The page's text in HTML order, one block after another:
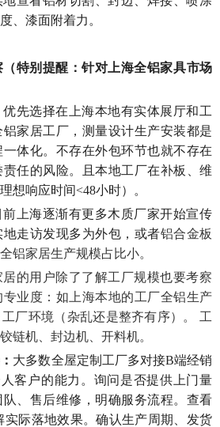
、漆面附着力。
特别提醒：针对上海全铝家具市场
优先选择在 上海本地有实体展厅和工
铝家居工厂，测量设计生产安装都是
体化。不存在外包环节也就不存在
责任的风险。且本地工厂在补板
、维
想响应时间<48小时）。
前上海逐渐有更多木质厂家开始宣传
走访发现多为外包，或者铝合金板
全铝家居生产规模占比小。
的用户除了了解工厂规模也要考察
业度：如上海本地的工厂全铝生产
厂环境 （杂乱还是整齐有序） 。
工
链机、封边机、开料机。
大多数全屋定制工厂多对接B端经销
客户的能力。 询问是否提供上门量
、售后维修，明确服务流程。查看
实际落地效果。确认生产周期、发货